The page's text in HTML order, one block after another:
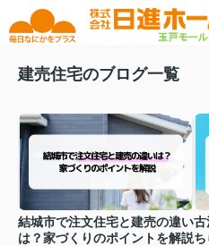
建売住宅のブログ一覧
結城市で注文住宅と建売の違い
は？家づくりのポイントを解説
古